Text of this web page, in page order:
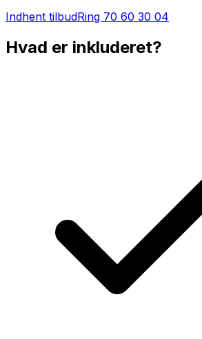
Indhent tilbudRing 70 60 30 04
Hvad er inkluderet?